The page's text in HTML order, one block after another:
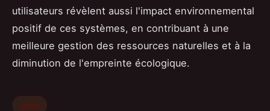
utilisateurs révèlent aussi l'impact environnemental
positif de ces systèmes, en contribuant à une
meilleure gestion des ressources naturelles et à la
diminution de l'empreinte écologique.
Actu